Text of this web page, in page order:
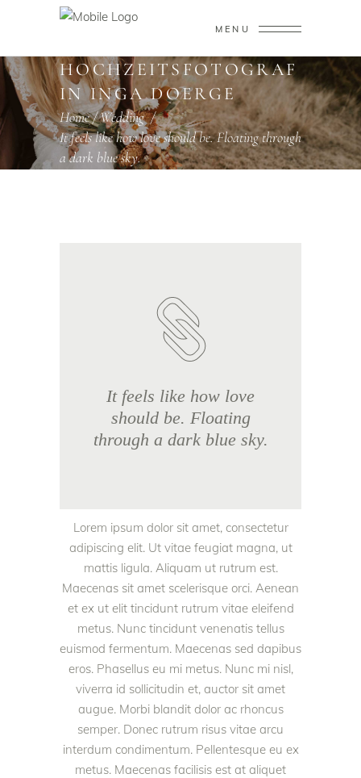
MENU
HOCHZEITSFOTOGRAF
IN INGA DOERGE
Home/Wedding/
It feels like how love should be. Floating through
a dark blue sky.
It feels like how love
should be. Floating
through a dark blue sky.
Lorem ipsum dolor sit amet, consectetur
adipiscing elit. Ut vitae feugiat magna, ut
mattis ligula. Aliquam ut rutrum est.
Maecenas sit amet scelerisque orci. Aenean
et ex ut elit tincidunt rutrum vitae eleifend
metus. Nunc tincidunt venenatis tellus
euismod fermentum. Maecenas sed dapibus
eros. Phasellus eu mi metus. Nunc mi nisl,
viverra id sollicitudin et, auctor sit amet
augue. Morbi blandit dolor ac rhoncus
semper. Donec rutrum risus vitae arcu
interdum condimentum. Pellentesque eu ex
metus. Maecenas facilisis est at aliquet